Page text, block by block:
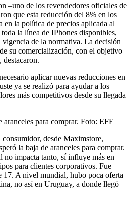
–uno de los revendedores oficiales de
que esta reducción del 8% en los
en la política de precios aplicada al
la línea de IPhones disponibles,
vigencia de la normativa. La decisión
su comercialización, con el objetivo
destacaron.
aplicar nuevas reducciones en
ya se realizó para ayudar a los
más competitivos desde su llegada
aranceles para comprar. Foto: EFE
desde Maximstore,
la baja de aranceles para comprar.
impacta tanto, sí influye más en
para clientes corporativos. Fue
17. A nivel mundial, hubo poca oferta
no así en Uruguay, a donde llegó